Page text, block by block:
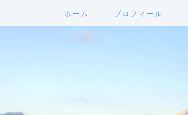
ホーム プロフィール